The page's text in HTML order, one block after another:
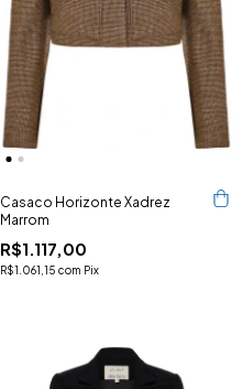
Casaco Horizonte Xadrez
Marrom
R$1.117,00
R$1.061,15 com Pix